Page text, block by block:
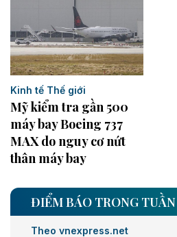
Kinh tế Thế giới
Mỹ kiểm tra gần 500
máy bay Boeing 737
MAX do nguy cơ nứt
thân máy bay
ĐIỂM BÁO TRONG TUẦN
Theo vnexpress.net